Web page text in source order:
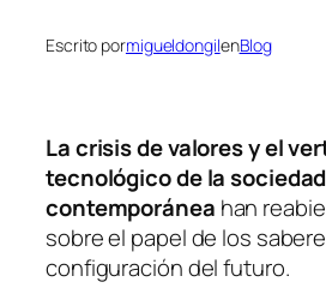
Escrito pormigueldongilenBlog
La crisis de valores y el
tecnológico de la sociedad
contemporánea han
sobre el papel de los
configuración del futuro.